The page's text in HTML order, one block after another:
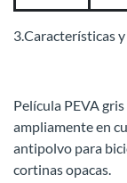
3.Características
Película PEVA
ampliamente en
antipolvo para
cortinas opacas.